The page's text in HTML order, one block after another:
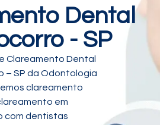
Dental
- SP
Clareamento Dental
– SP da Odontologia
clareamento
em
com dentistas